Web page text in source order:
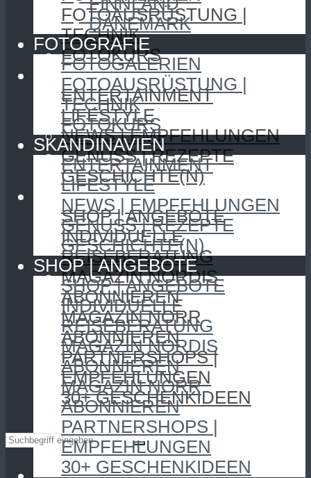
FOTOAUSRÜSTUNG |
TECHNIK
FOTOKURS
SKANDINAVIEN
ENTERTAINMENT
LIFESTYLE
NEWS | EMPFEHLUNGEN
GENUSS | REZEPTE
GESCHICHTE(N)
SHOP | ANGEBOTE
SHOP | ANGEBOTE
INDIVIDUELLE
REISEBERATUNG
MAGAZIN NORDIS
ABONNIEREN
MAGAZIN NORR
ABONNIEREN
PARTNERSHOPS |
EMPFEHLUNGEN
30+ GESCHENKIDEEN
DÄNEMARK
FOTOGRAFIE
FOTOGALERIEN
FOTOAUSRÜSTUNG |
TECHNIK
FOTOKURS
SKANDINAVIEN
ENTERTAINMENT
LIFESTYLE
NEWS | EMPFEHLUNGEN
GENUSS | REZEPTE
GESCHICHTE(N)
SHOP | ANGEBOTE
SHOP | ANGEBOTE
INDIVIDUELLE
REISEBERATUNG
MAGAZIN NORDIS
ABONNIEREN
MAGAZIN NORR
ABONNIEREN
PARTNERSHOPS |
EMPFEHLUNGEN
30+ GESCHENKIDEEN